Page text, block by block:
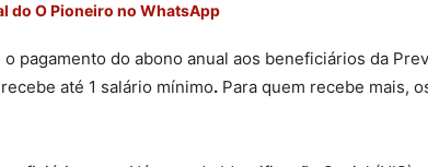
do O Pioneiro no WhatsApp
pagamento do abono anual aos beneficiários da
até 1 salário mínimo. Para quem recebe mais,